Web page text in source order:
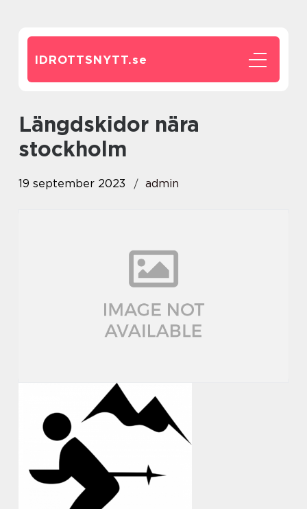
IDROTTSNYTT.se
längdskidor nära
stockholm
19 september 2023 admin